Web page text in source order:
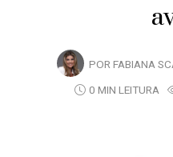
POR FABIANA
0 MIN LEITURA